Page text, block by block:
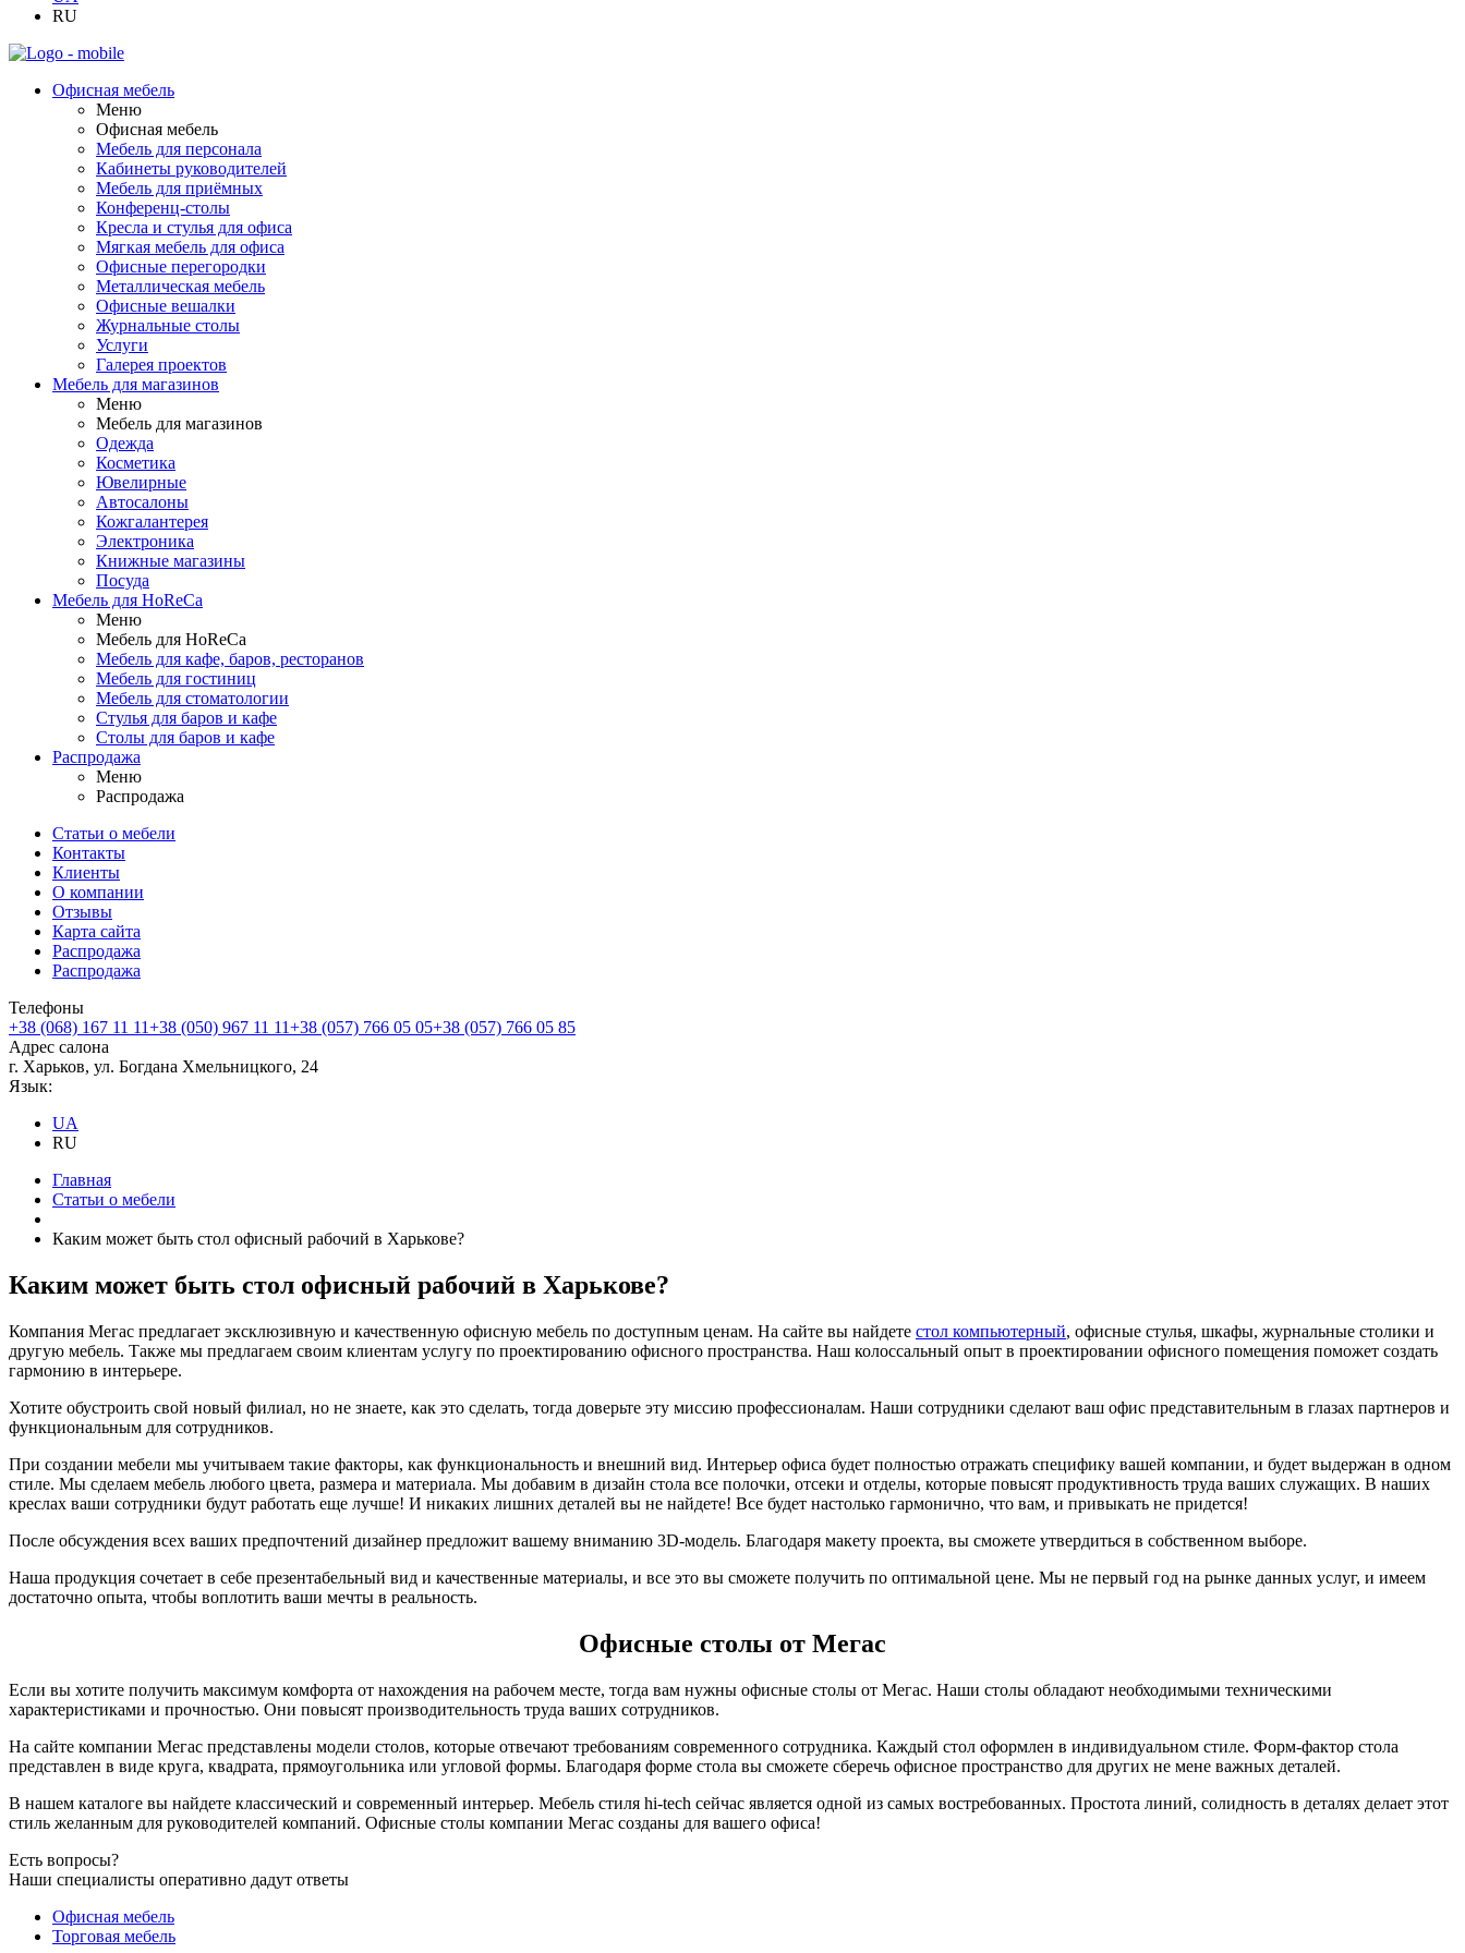
RU
Офисная мебель
Меню
Офисная мебель
Мебель для персонала
Кабинеты руководителей
Мебель для приёмных
Конференц-столы
Кресла и стулья для офиса
Мягкая мебель для офиса
Офисные перегородки
Металлическая мебель
Офисные вешалки
Журнальные столы
Услуги
Галерея проектов
Мебель для магазинов
Меню
Мебель для магазинов
Одежда
Косметика
Ювелирные
Автосалоны
Кожгалантерея
Электроника
Книжные магазины
Посуда
Мебель для HoReCa
Меню
Мебель для HoReCa
Мебель для кафе, баров, ресторанов
Мебель для гостиниц
Мебель для стоматологии
Стулья для баров и кафе
Столы для баров и кафе
Распродажа
Меню
Распродажа
Статьи о мебели
Контакты
Клиенты
О компании
Отзывы
Карта сайта
Распродажа
Распродажа
Телефоны
+38 (068) 167 11 11+38 (050) 967 11 11+38 (057) 766 05 05+38 (057) 766 05 85
Адрес салона
г. Харьков, ул. Богдана Хмельницкого, 24
Язык:
UA
RU
Главная
Статьи о мебели
Каким может быть стол офисный рабочий в Харькове?
Каким может быть стол офисный рабочий в Харькове?
Компания Мегас предлагает эксклюзивную и качественную офисную мебель по доступным ценам. На сайте вы найдете стол компьютерный, офисные стулья, шкафы, журнальные столики и
другую мебель. Также мы предлагаем своим клиентам услугу по проектированию офисного пространства. Наш колоссальный опыт в проектировании офисного помещения поможет создать
гармонию в интерьере.
Хотите обустроить свой новый филиал, но не знаете, как это сделать, тогда доверьте эту миссию профессионалам. Наши сотрудники сделают ваш офис представительным в глазах партнеров и
функциональным для сотрудников.
При создании мебели мы учитываем такие факторы, как функциональность и внешний вид. Интерьер офиса будет полностью отражать специфику вашей компании, и будет выдержан в одном
стиле. Мы сделаем мебель любого цвета, размера и материала. Мы добавим в дизайн стола все полочки, отсеки и отделы, которые повысят продуктивность труда ваших служащих. В наших
креслах ваши сотрудники будут работать еще лучше! И никаких лишних деталей вы не найдете! Все будет настолько гармонично, что вам, и привыкать не придется!
После обсуждения всех ваших предпочтений дизайнер предложит вашему вниманию 3D-модель. Благодаря макету проекта, вы сможете утвердиться в собственном выборе.
Наша продукция сочетает в себе презентабельный вид и качественные материалы, и все это вы сможете получить по оптимальной цене. Мы не первый год на рынке данных услуг, и имеем
достаточно опыта, чтобы воплотить ваши мечты в реальность.
Офисные столы от Мегас
Если вы хотите получить максимум комфорта от нахождения на рабочем месте, тогда вам нужны офисные столы от Мегас. Наши столы обладают необходимыми техническими
характеристиками и прочностью. Они повысят производительность труда ваших сотрудников.
На сайте компании Мегаc представлены модели столов, которые отвечают требованиям современного сотрудника. Каждый стол оформлен в индивидуальном стиле. Форм-фактор стола
представлен в виде круга, квадрата, прямоугольника или угловой формы. Благодаря форме стола вы сможете сберечь офисное пространство для других не мене важных деталей.
В нашем каталоге вы найдете классический и современный интерьер. Мебель стиля hi-tech сейчас является одной из самых востребованных. Простота линий, солидность в деталях делает этот
стиль желанным для руководителей компаний. Офисные столы компании Мегас созданы для вашего офиса!
Есть вопросы?
Наши специалисты оперативно дадут ответы
Офисная мебель
Торговая мебель